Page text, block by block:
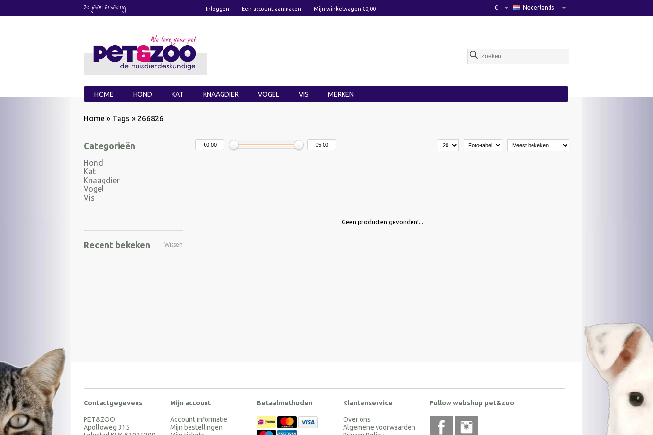
30 jaar ervaring Inloggen Een account aanmaken Mijn winkelwagen €0,00 Nederlands
€
HOME HOND KAT KNAAGDIER VOGEL VIS MERKEN
Home » Tags » 266826
Categorieën
Hond
Kat
Knaagdier
Vogel
Vis
Recent bekeken Wissen
Geen producten gevonden!...
Contactgegevens
PET&ZOO
Apolloweg 315
Mijn account
Account informatie
Mijn bestellingen
Betaalmethoden Klantenservice
Over ons
Algemene voorwaarden
Follow webshop pet&zoo